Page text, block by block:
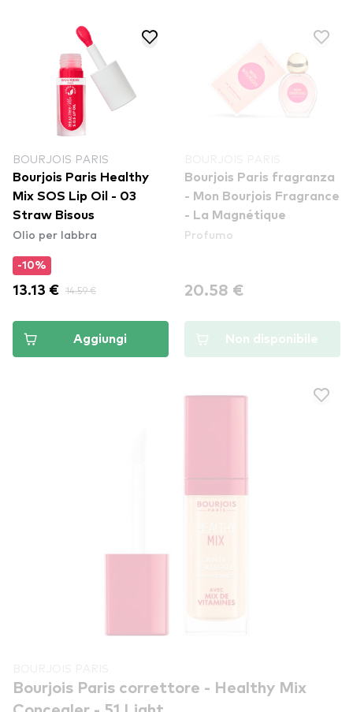
BOURJOIS PARIS
Bourjois Paris Healthy
Mix SOS Lip Oil - 03
Straw Bisous
Olio per labbra
-10%
13.13 € 14.59 €
Aggiungi
Bourjois Paris fragranza
- Mon Bourjois Fragrance
- La Magnétique
Profumo
20.58 €
Non disponibile
Bourjois Paris correttore - Healthy Mix